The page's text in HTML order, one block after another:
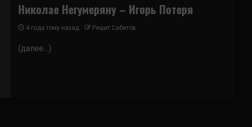
Николае Негумеряну – Игорь Потеря
4 года тому назад Решит Сабитов
(далее…)